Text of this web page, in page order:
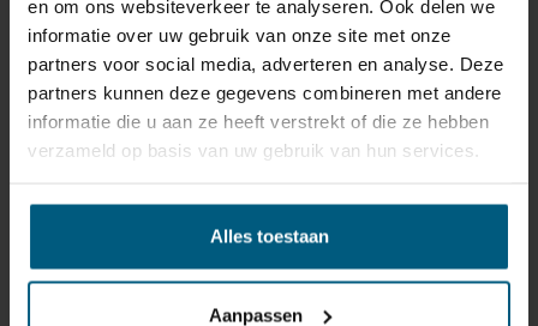
en om ons websiteverkeer te analyseren. Ook delen we
informatie over uw gebruik van onze site met onze
partners voor social media, adverteren en analyse. Deze
partners kunnen deze gegevens combineren met andere
informatie die u aan ze heeft verstrekt of die ze hebben
verzameld op basis van uw gebruik van hun services.
Alles toestaan
Aanpassen
reden ook is, u heeft het recht uw bestelling tot
dagen na ontvangst zonder opgave van reden te
annuleren . Behandel het product met zorg en zorg
ervoor dat deze bij het retour sturen goed verpakt is.
Mocht het product beschadigd zijn of is de verpakking
waardevermindering van het product aan u